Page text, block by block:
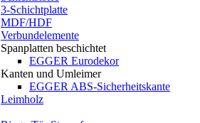
3-Schichtplatte
MDF/HDF
Verbundelemente
Spanplatten beschichtet
EGGER Eurodekor
Kanten und Umleimer
EGGER ABS-Sicherheitskante
Leimholz